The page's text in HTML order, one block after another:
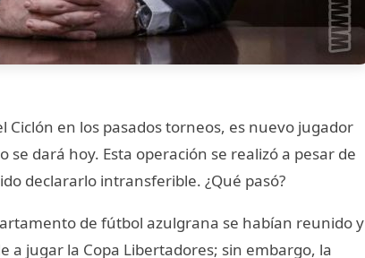
Ciclón en los pasados torneos, es nuevo jugador
se dará hoy. Esta operación se realizó a pesar de
declararlo intransferible. ¿Qué pasó?
de fútbol azulgrana se habían reunido y
a jugar la Copa Libertadores; sin embargo, la